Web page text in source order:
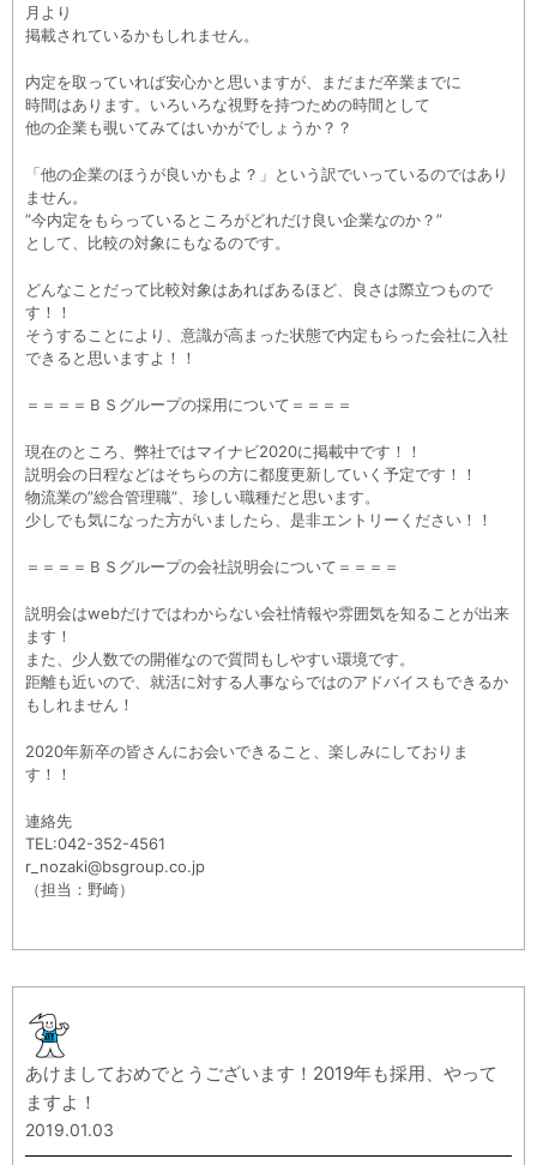
月より
掲載されているかもしれません。
内定を取っていれば安心かと思いますが、まだまだ卒業までに
時間はあります。いろいろな視野を持つための時間として
他の企業も覗いてみてはいかがでしょうか？？
「他の企業のほうが良いかもよ？」という訳でいっているのではあり
ません。
”今内定をもらっているところがどれだけ良い企業なのか？”
として、比較の対象にもなるのです。
どんなことだって比較対象はあればあるほど、良さは際立つもので
す！！
そうすることにより、意識が高まった状態で内定もらった会社に入社
できると思いますよ！！
＝＝＝＝ＢＳグループの採用について＝＝＝＝
現在のところ、弊社ではマイナビ2020に掲載中です！！
説明会の日程などはそちらの方に都度更新していく予定です！！
物流業の”総合管理職”、珍しい職種だと思います。
少しでも気になった方がいましたら、是非エントリーください！！
＝＝＝＝ＢＳグループの会社説明会について＝＝＝＝
説明会はwebだけではわからない会社情報や雰囲気を知ることが出来
ます！
また、少人数での開催なので質問もしやすい環境です。
距離も近いので、就活に対する人事ならではのアドバイスもできるか
もしれません！
2020年新卒の皆さんにお会いできること、楽しみにしておりま
す！！
連絡先
TEL:042-352-4561
r_nozaki@bsgroup.co.jp
（担当：野崎）
あけましておめでとうございます！2019年も採用、やって
ますよ！
2019.01.03